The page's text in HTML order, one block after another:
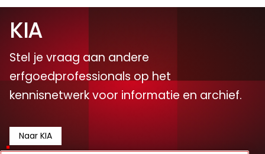
KIA
Stel je vraag aan andere
erfgoedprofessionals op het
kennisnetwerk voor informatie en archief.
Naar KIA